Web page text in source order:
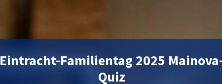
Eintracht-Familientag 2025
Quiz